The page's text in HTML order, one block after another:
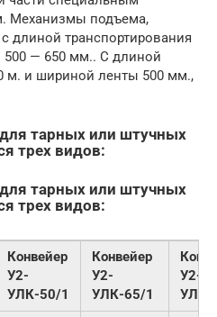
Механизмы подъема,
длиной транспортирования
— 650 мм.. C длиной
м. и шириной ленты 500 мм.,
тарных или штучных
трех видов:
тарных или штучных
трех видов:
Конвейер
У2-
УЛК-50/1
Конвейер
У2-
УЛК-65/1
У2-
УЛК-